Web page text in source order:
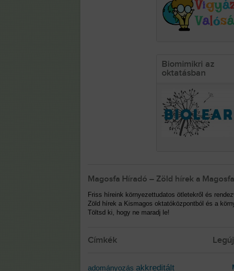
Biomimikri az
oktatásban
Magosfa Híradó – Zöld hírek a
Friss híreink környezettudatos ötletekről és
Zöld hírek a Kismagos oktatóközpontból és a
Töltsd ki, hogy ne maradj le!
Címkék
adományozás akkreditált